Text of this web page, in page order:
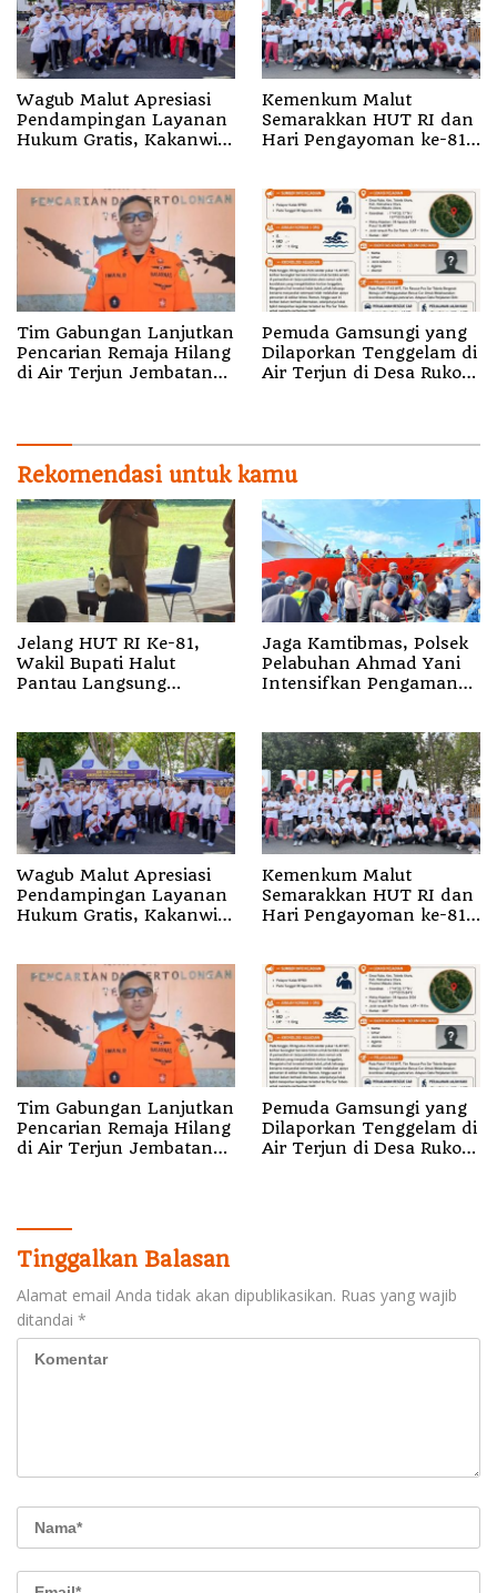
Wagub Malut Apresiasi
Pendampingan Layanan
Hukum Gratis, Kakanwil:
Kemenkum Malut
Semarakkan HUT RI dan
Hari Pengayoman ke-81
Tim Gabungan Lanjutkan
Pencarian Remaja Hilang
di Air Terjun Jembatan
Pemuda Gamsungi yang
Dilaporkan Tenggelam di
Air Terjun di Desa Ruko
Rekomendasi untuk kamu
Jelang HUT RI Ke-81,
Wakil Bupati Halut
Pantau Langsung
Jaga Kamtibmas, Polsek
Pelabuhan Ahmad Yani
Intensifkan Pengamanan
Wagub Malut Apresiasi
Pendampingan Layanan
Hukum Gratis, Kakanwil:
Kemenkum Malut
Semarakkan HUT RI dan
Hari Pengayoman ke-81
Tim Gabungan Lanjutkan
Pencarian Remaja Hilang
di Air Terjun Jembatan
Pemuda Gamsungi yang
Dilaporkan Tenggelam di
Air Terjun di Desa Ruko
Tinggalkan Balasan
Alamat email Anda tidak akan dipublikasikan. Ruas yang wajib
ditandai *